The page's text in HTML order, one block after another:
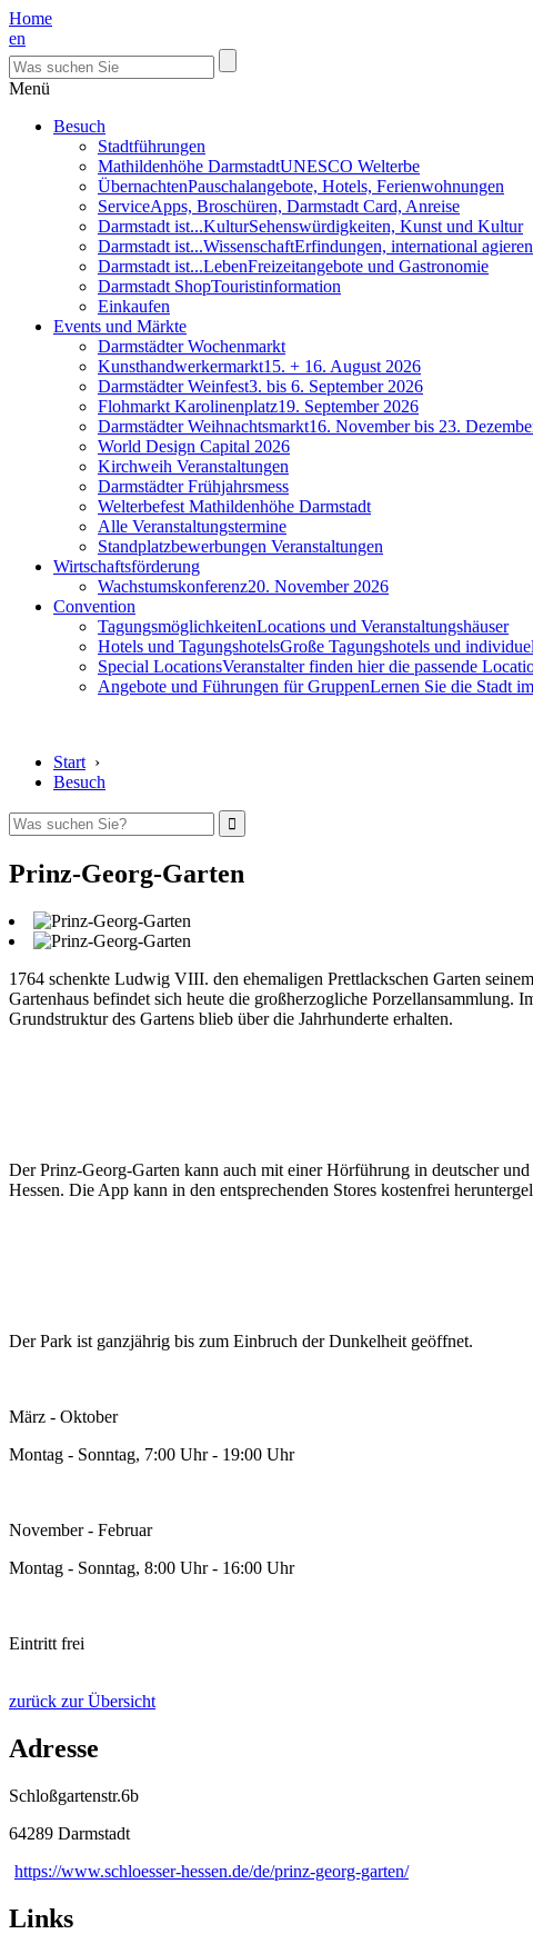
Home
en
Menü
Besuch
Stadtführungen
Mathildenhöhe DarmstadtUNESCO Welterbe
ÜbernachtenPauschalangebote, Hotels, Ferienwohnungen
ServiceApps, Broschüren, Darmstadt Card, Anreise
Darmstadt ist...KulturSehenswürdigkeiten, Kunst und Kultur
Darmstadt ist...WissenschaftErfindungen, international
Darmstadt ist...LebenFreizeitangebote und Gastronomie
Darmstadt ShopTouristinformation
Einkaufen
Events und Märkte
Darmstädter Wochenmarkt
Kunsthandwerkermarkt15. + 16. August 2026
Darmstädter Weinfest3. bis 6. September 2026
Flohmarkt Karolinenplatz19. September 2026
Darmstädter Weihnachtsmarkt16. November bis 23.
World Design Capital 2026
Kirchweih Veranstaltungen
Darmstädter Frühjahrsmess
Welterbefest Mathildenhöhe Darmstadt
Alle Veranstaltungstermine
Standplatzbewerbungen Veranstaltungen
Wirtschaftsförderung
Wachstumskonferenz20. November 2026
Convention
TagungsmöglichkeitenLocations und Veranstaltungshäuser
Hotels und TagungshotelsGroße Tagungshotels und
Special LocationsVeranstalter finden hier die passende
Angebote und Führungen für GruppenLernen Sie die Stadt
Start ›
Besuch
Prinz-Georg-Garten
1764 schenkte Ludwig VIII. den ehemaligen Prettlackschen Garten
Gartenhaus befindet sich heute die großherzogliche Porzellansammlung.
Grundstruktur des Gartens blieb über die Jahrhunderte erhalten.
Der Prinz-Georg-Garten kann auch mit einer Hörführung in deutscher
Hessen. Die App kann in den entsprechenden Stores kostenfrei
Der Park ist ganzjährig bis zum Einbruch der Dunkelheit geöffnet.
März - Oktober
Montag - Sonntag, 7:00 Uhr - 19:00 Uhr
November - Februar
Montag - Sonntag, 8:00 Uhr - 16:00 Uhr
Eintritt frei
zurück zur Übersicht
Adresse
Schloßgartenstr.6b
64289 Darmstadt
https://www.schloesser-hessen.de/de/prinz-georg-garten/
Links